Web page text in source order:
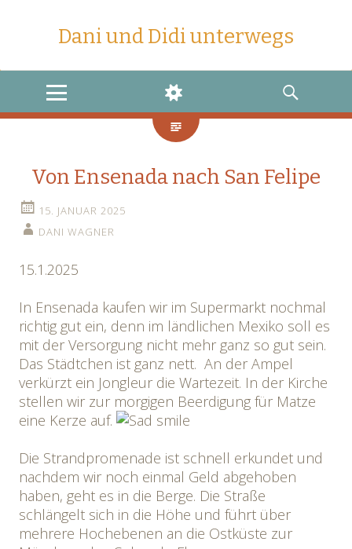
Dani und Didi unterwegs
MENU
WIDGETS
SEARCH
Von Ensenada nach San Felipe
15. JANUAR 2025
DANI WAGNER
15.1.2025
In Ensenada kaufen wir im Supermarkt nochmal
richtig gut ein, denn im ländlichen Mexiko soll es
mit der Versorgung nicht mehr ganz so gut sein.
Das Städtchen ist ganz nett. An der Ampel
verkürzt ein Jongleur die Wartezeit. In der Kirche
stellen wir zur morgigen Beerdigung für Matze
eine Kerze auf.
Die Strandpromenade ist schnell erkundet und
nachdem wir noch einmal Geld abgehoben
haben, geht es in die Berge. Die Straße
schlängelt sich in die Höhe und führt über
mehrere Hochebenen an die Ostküste zur